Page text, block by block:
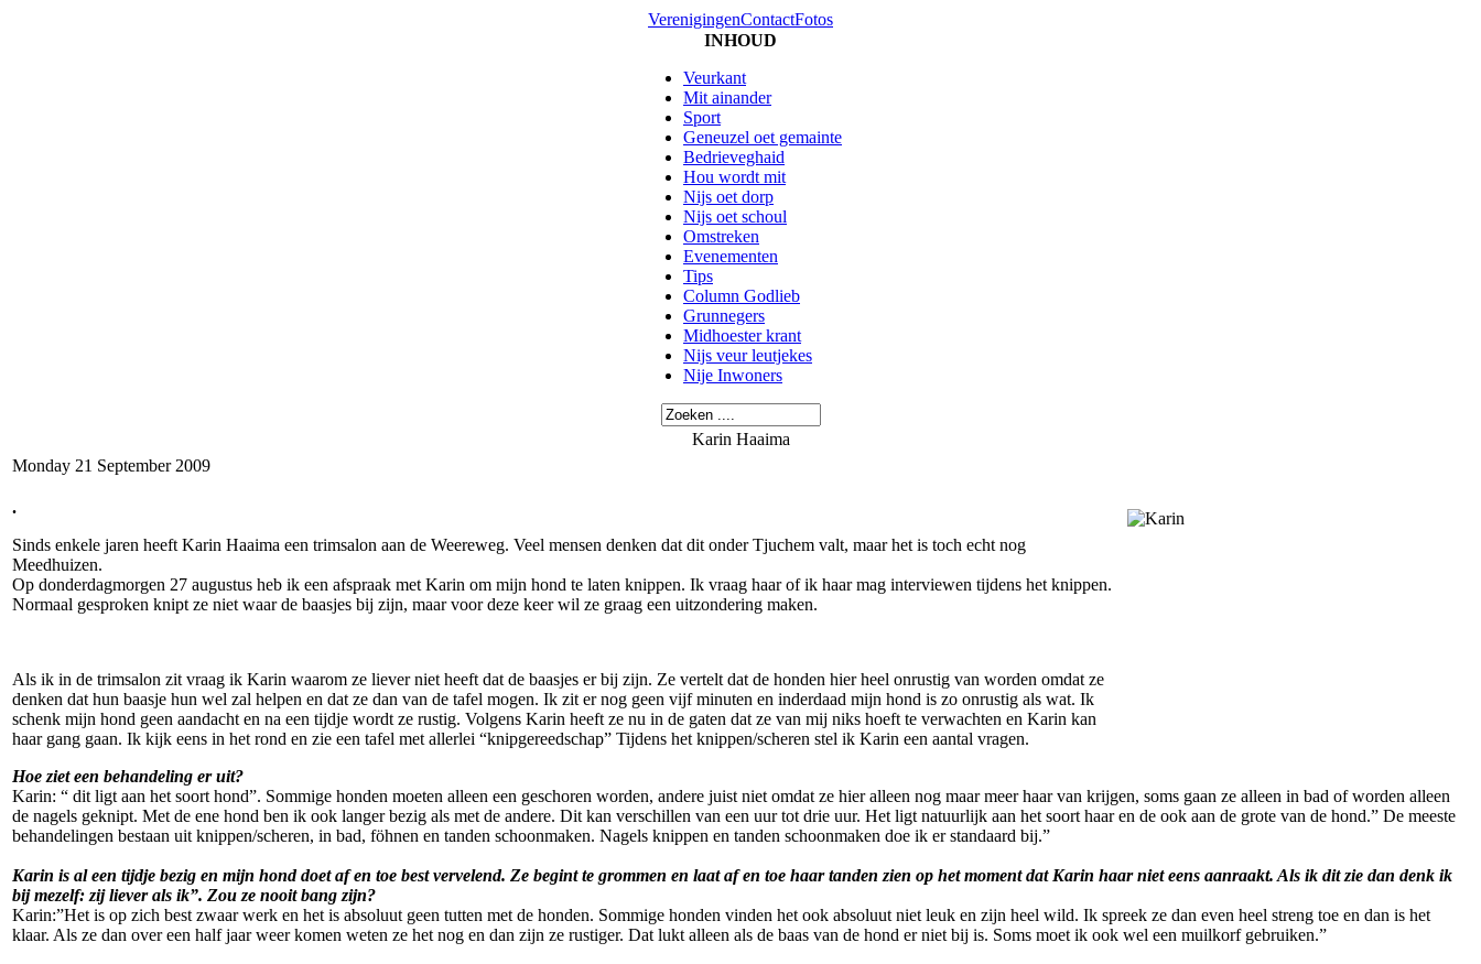
VerenigingenContactFotos
INHOUD
Veurkant
Mit ainander
Sport
Geneuzel oet gemainte
Bedrieveghaid
Hou wordt mit
Nijs oet dorp
Nijs oet schoul
Omstreken
Evenementen
Tips
Column Godlieb
Grunnegers
Midhoester krant
Nijs veur leutjekes
Nije Inwoners
Karin Haaima
Monday 21 September 2009
.
Sinds enkele jaren heeft Karin Haaima een trimsalon aan de Weereweg. Veel mensen denken dat dit onder Tjuchem valt, maar het is toch echt nog
Meedhuizen.
Op donderdagmorgen 27 augustus heb ik een afspraak met Karin om mijn hond te laten knippen. Ik vraag haar of ik haar mag interviewen tijdens het knippen.
Normaal gesproken knipt ze niet waar de baasjes bij zijn, maar voor deze keer wil ze graag een uitzondering maken.
Als ik in de trimsalon zit vraag ik Karin waarom ze liever niet heeft dat de baasjes er bij zijn. Ze vertelt dat de honden hier heel onrustig van worden omdat ze
denken dat hun baasje hun wel zal helpen en dat ze dan van de tafel mogen. Ik zit er nog geen vijf minuten en inderdaad mijn hond is zo onrustig als wat. Ik
schenk mijn hond geen aandacht en na een tijdje wordt ze rustig. Volgens Karin heeft ze nu in de gaten dat ze van mij niks hoeft te verwachten en Karin kan
haar gang gaan. Ik kijk eens in het rond en zie een tafel met allerlei “knipgereedschap” Tijdens het knippen/scheren stel ik Karin een aantal vragen.
Hoe ziet een behandeling er uit?
Karin: “ dit ligt aan het soort hond”. Sommige honden moeten alleen een geschoren worden, andere juist niet omdat ze hier alleen nog maar meer haar van krijgen, soms gaan ze alleen in bad of worden alleen
de nagels geknipt. Met de ene hond ben ik ook langer bezig als met de andere. Dit kan verschillen van een uur tot drie uur. Het ligt natuurlijk aan het soort haar en de ook aan de grote van de hond.” De meeste
behandelingen bestaan uit knippen/scheren, in bad, föhnen en tanden schoonmaken. Nagels knippen en tanden schoonmaken doe ik er standaard bij.”
Karin is al een tijdje bezig en mijn hond doet af en toe best vervelend. Ze begint te grommen en laat af en toe haar tanden zien op het moment dat Karin haar niet eens aanraakt. Als ik dit zie dan denk ik
bij mezelf: zij liever als ik”. Zou ze nooit bang zijn?
Karin:”Het is op zich best zwaar werk en het is absoluut geen tutten met de honden. Sommige honden vinden het ook absoluut niet leuk en zijn heel wild. Ik spreek ze dan even heel streng toe en dan is het
klaar. Als ze dan over een half jaar weer komen weten ze het nog en dan zijn ze rustiger. Dat lukt alleen als de baas van de hond er niet bij is. Soms moet ik ook wel een muilkorf gebruiken.”